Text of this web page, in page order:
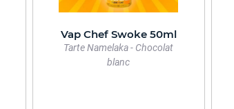
Vap Chef Swoke 50ml
Tarte Namelaka - Chocolat
blanc